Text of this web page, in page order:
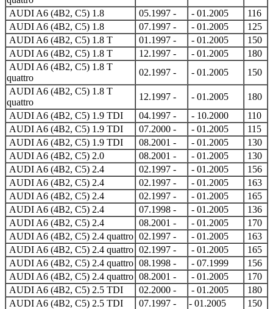
AUDI A6 (4B2, C5) 1.8
05.1997 - - 01.2005
116
AUDI A6 (4B2, C5) 1.8
07.1997 - - 01.2005
125
AUDI A6 (4B2, C5) 1.8 T
01.1997 - - 01.2005
150
AUDI A6 (4B2, C5) 1.8 T
12.1997 - - 01.2005
180
AUDI A6 (4B2, C5) 1.8 T
quattro
02.1997 - - 01.2005
150
AUDI A6 (4B2, C5) 1.8 T
quattro
12.1997 - - 01.2005
180
AUDI A6 (4B2, C5) 1.9 TDI
04.1997 - - 10.2000
110
AUDI A6 (4B2, C5) 1.9 TDI
07.2000 - - 01.2005
115
AUDI A6 (4B2, C5) 1.9 TDI
08.2001 - - 01.2005
130
AUDI A6 (4B2, C5) 2.0
08.2001 - - 01.2005
130
AUDI A6 (4B2, C5) 2.4
02.1997 - - 01.2005
156
AUDI A6 (4B2, C5) 2.4
02.1997 - - 01.2005
163
AUDI A6 (4B2, C5) 2.4
02.1997 - - 01.2005
165
AUDI A6 (4B2, C5) 2.4
07.1998 - - 01.2005
136
AUDI A6 (4B2, C5) 2.4
08.2001 - - 01.2005
170
AUDI A6 (4B2, C5) 2.4 quattro 02.1997 - - 01.2005
163
AUDI A6 (4B2, C5) 2.4 quattro 02.1997 - - 01.2005
165
AUDI A6 (4B2, C5) 2.4 quattro 08.1998 - - 07.1999
156
AUDI A6 (4B2, C5) 2.4 quattro 08.2001 - - 01.2005
170
AUDI A6 (4B2, C5) 2.5 TDI
02.2000 - - 01.2005
180
AUDI A6 (4B2, C5) 2.5 TDI
07.1997 - - 01.2005
150